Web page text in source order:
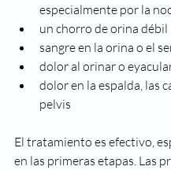
especialmente por la
un chorro de orina débil
sangre en la orina o el
dolor al orinar o
dolor en la espalda, las
pelvis
El tratamiento es efectivo,
en las primeras etapas. Las